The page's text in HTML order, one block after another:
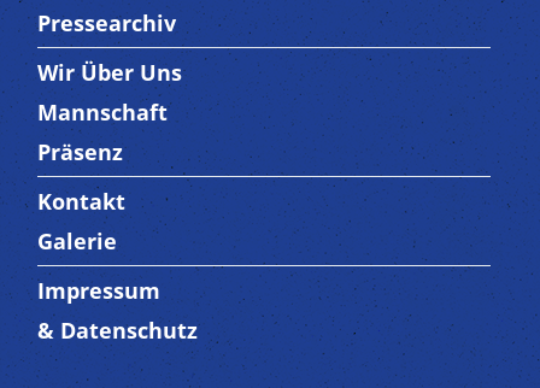
Pressearchiv
Trenner3
Wir Über Uns
Mannschaft
Präsenz
Trenner4
Kontakt
Galerie
Trenner 5
Impressum
& Datenschutz